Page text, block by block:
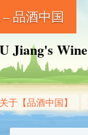
品酒中国
Jiang's
关于【品酒中国】